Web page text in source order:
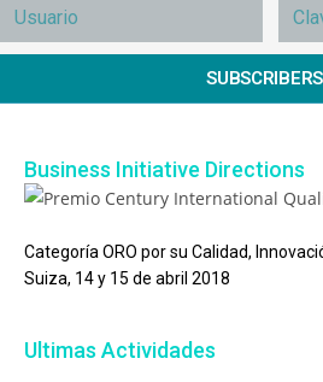
Business Initiative Directions
Categoría ORO por su Calidad,
Suiza, 14 y 15 de abril 2018
Ultimas Actividades